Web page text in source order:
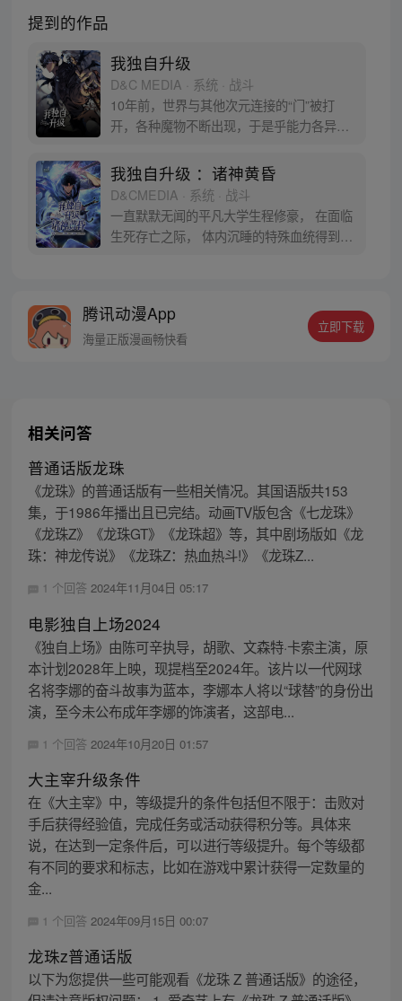
提到的作品
我独自升级
D&C MEDIA · 系统 · 战斗
10年前，世界与其他次元连接的“门”被打
开，各种魔物不断出现，于是乎能力各异的
是一名实力最弱的E级猎人，在一次挑战任
务中，遇到了可怕的隐藏挑战。生死存亡之
际，他居然获得了升级系统！在系统的利用
下，他能成为最强猎人吗？
我独自升级 ：诸神黄昏
D&CMEDIA · 系统 · 战斗
一直默默无闻的平凡大学生程修豪， 在面临
生死存亡之际， 体内沉睡的特殊血统得到觉
腾讯动漫App
海量正版漫画畅快看
立即下载
相关问答
普通话版龙珠
《龙珠》的普通话版有一些相关情况。其国语版共153
集，于1986年播出且已完结。动画TV版包含《七龙珠》
《龙珠Z》《龙珠GT》《龙珠超》等，其中剧场版如《龙
珠：神龙传说》《龙珠Z：热血热斗!》《龙珠Z...
1 个回答 2024年11月04日 05:17
电影独自上场2024
《独自上场》由陈可辛执导，胡歌、文森特·卡索主演，原
本计划2028年上映，现提档至2024年。该片以一代网球
名将李娜的奋斗故事为蓝本，李娜本人将以“球替”的身份出
演，至今未公布成年李娜的饰演者，这部电...
1 个回答 2024年10月20日 01:57
大主宰升级条件
在《大主宰》中，等级提升的条件包括但不限于：击败对
手后获得经验值，完成任务或活动获得积分等。具体来
说，在达到一定条件后，可以进行等级提升。每个等级都
有不同的要求和标志，比如在游戏中累计获得一定数量的
金...
1 个回答 2024年09月15日 00:07
龙珠z普通话版
以下为您提供一些可能观看《龙珠 Z 普通话版》的途径，